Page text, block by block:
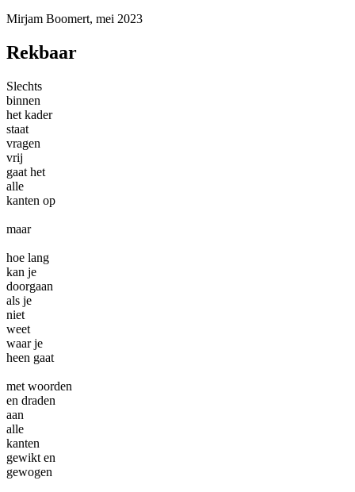
Mirjam Boomert, mei 2023
Rekbaar
Slechts
binnen
het kader
staat
vragen
vrij
gaat het
alle
kanten op
maar
hoe lang
kan je
doorgaan
als je
niet
weet
waar je
heen gaat
met woorden
en draden
aan
alle
kanten
gewikt en
gewogen